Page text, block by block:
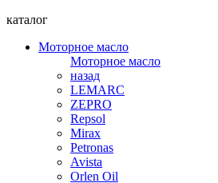
каталог
Моторное масло
Моторное масло
назад
LEMARC
ZEPRO
Repsol
Mirax
Petronas
Avista
Orlen Oil